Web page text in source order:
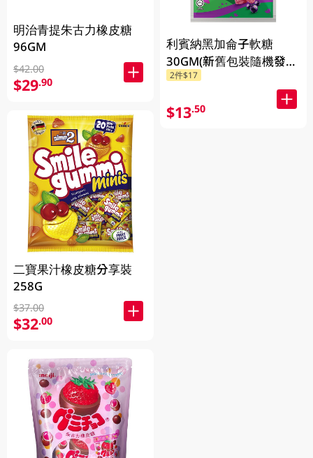
明治青提朱古力橡皮糖
96GM
$42.00
$29.90
二寶果汁橡皮糖分享裝
258G
$37.00
$32.00
利賓納黑加侖子軟糖
30GM(新舊包裝隨機發
貨)
2件$17
$13.50